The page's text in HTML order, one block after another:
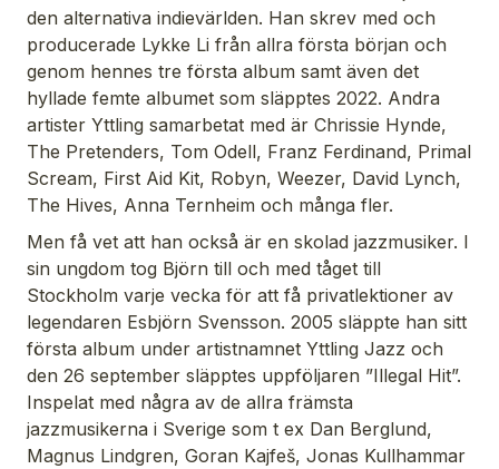
den alternativa indievärlden. Han skrev med och
producerade Lykke Li från allra första början och
genom hennes tre första album samt även det
hyllade femte albumet som släpptes 2022. Andra
artister Yttling samarbetat med är Chrissie Hynde,
The Pretenders, Tom Odell, Franz Ferdinand, Primal
Scream, First Aid Kit, Robyn, Weezer, David Lynch,
The Hives, Anna Ternheim och många fler.
Men få vet att han också är en skolad jazzmusiker. I
sin ungdom tog Björn till och med tåget till
Stockholm varje vecka för att få privatlektioner av
legendaren Esbjörn Svensson. 2005 släppte han sitt
första album under artistnamnet Yttling Jazz och
den 26 september släpptes uppföljaren ”Illegal Hit”.
Inspelat med några av de allra främsta
jazzmusikerna i Sverige som t ex Dan Berglund,
Magnus Lindgren, Goran Kajfeš, Jonas Kullhammar